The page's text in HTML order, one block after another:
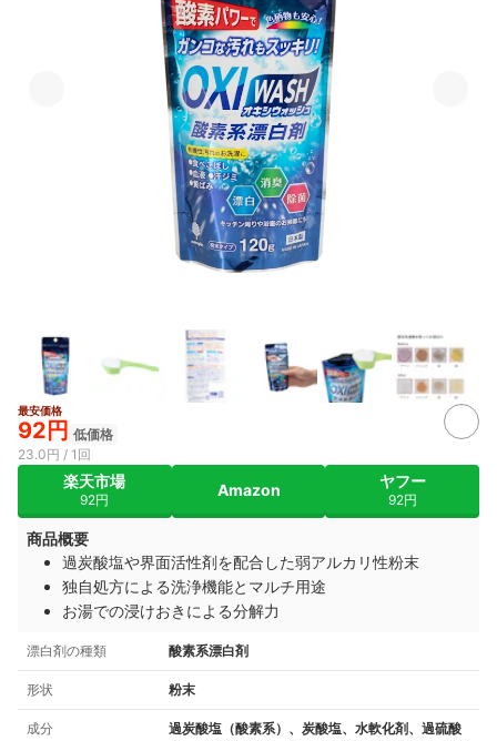
最安価格
92円 低価格
23.0円 / 1回
楽天市場
92円
Amazon ヤフー
92円
商品概要
過炭酸塩や界面活性剤を配合した弱アルカリ性粉末
独自処方による洗浄機能とマルチ用途
お湯での浸けおきによる分解力
漂白剤の種類 酸素系漂白剤
形状 粉末
成分
過炭酸塩（酸素系）、炭酸塩、水軟化剤、過硫酸